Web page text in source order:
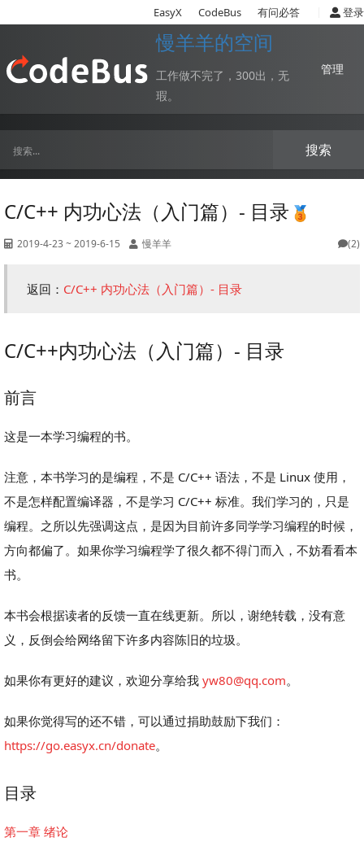
EasyX CodeBus 有问必答 登录
慢羊羊的空间
工作做不完了，300出，无
瑕。
管理
C/C++ 内功心法（入门篇）- 目录
2019-4-23 ~ 2019-6-15 慢羊羊 (2)
返回： C/C++ 内功心法（入门篇）- 目录
C/C++内功心法（入门篇）- 目录
前言
这是一本学习编程的书。
注意，本书学习的是编程，不是 C/C++ 语法，不是 Linux 使用，
不是怎样配置编译器，不是学习 C/C++ 标准。我们学习的，只是
编程。之所以先强调这点，是因为目前许多同学学习编程的时候，
方向都偏了。如果你学习编程学了很久都不得门而入，不妨看看本
书。
本书会根据读者的反馈一直在线更新。所以，谢绝转载，没有意
义，反倒会给网络留下许多内容陈旧的垃圾。
如果你有更好的建议，欢迎分享给我 yw80@qq.com。
如果你觉得写的还不错，可以通过捐助鼓励下我们：
https://go.easyx.cn/donate。
目录
第一章 绪论
搜索